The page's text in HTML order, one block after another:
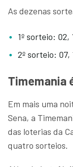
As dezenas
1º sorteio: 02,
2º sorteio: 07,
Timemania
Em mais uma
Sena, a
das loterias da
quatro sorteios.